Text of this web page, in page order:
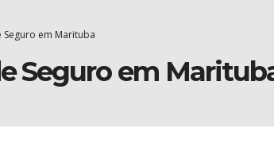
em Marituba
Seguro em